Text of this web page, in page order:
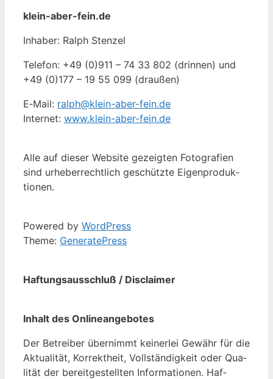
klein-aber-fein.de
In­ha­ber: Ralph Sten­zel
Te­le­fon: +49 (0)911 – 74 33 802 (drin­nen) und
+49 (0)177 – 19 55 099 (drau­ßen)
E‑Mail: ralph@klein-aber-fein.de
In­ter­net: www.klein-aber-fein.de
Al­le auf die­ser Web­site ge­zeig­ten Fo­to­gra­fien
sind ur­he­ber­recht­lich ge­schütz­te Ei­gen­pro­duk­
tio­nen.
Powered by Word­Press
The­me: Ge­ne­ra­te­Press
Haf­tungs­aus­schluß / Dis­clai­mer
In­halt des On­line­an­ge­bo­tes
Der Be­trei­ber über­nimmt kei­ner­lei Ge­währ für die
Ak­tua­li­tät, Kor­rekt­heit, Voll­stän­dig­keit oder Qua­
li­tät der be­reit­ge­stell­ten In­for­ma­tio­nen. Haf­